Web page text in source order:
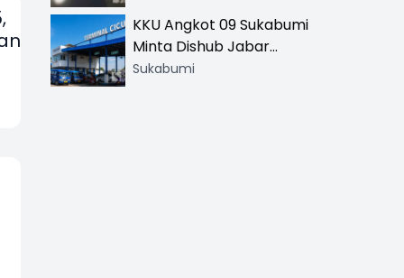
KKU Angkot 09 Sukabumi
Minta Dishub Jabar
Tertibkan Trayek Ciawi-
Sukabumi